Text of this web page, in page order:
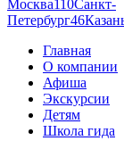
Москва110Санкт-
Петербург46
Главная
О компании
Афиша
Экскурсии
Детям
Школа гида